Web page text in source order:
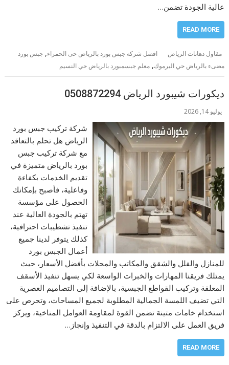
عالية الجودة تضمن…
READ MORE
مقاول دهانات الرياض افضل شركه جبس بورد بالرياض حى الحمراء,جبس بورد
مضىء بالرياض حي اليرموك,معلم جبسمبورد بالرياض حي النسيم
ديكورات شيبورد الرياض 0508872294
يوليو 14, 2026
شركة تركيب جبس بورد
الرياض هل تحلم بالتعاقد
مع شركة تركيب جبس
بورد بالرياض متميزة في
تقديم الخدمات بكفاءة
وفاعلية، فأصبح بإمكانك
الحصول على مؤسسة
تهتم بالجودة العالية عند
تنفيذ تشطيبات احترافية،
كذلك يتوفر لدينا جميع
أعمال الجبس بورد
للمنازل والفلل والشقق والمكاتب والمحلات بأفضل الأسعار، حيث
يمتلك فريقنا المهارات والخبرات الواسعة لكي يسهل تنفيذ الأسقف
المعلقة وتركيب القواطع الجبسية، بالإضافة إلى التصاميم العصرية
التي تضيف اللمسة الجمالية المطلوبة لجميع المساحات، وتحرص على
استخدام خامات متينة تضمن القوة لمقاومة العوامل المناخية، ويركز
فريق العمل على الالتزام بالدقة في التنفيذ وإنجاز…
READ MORE